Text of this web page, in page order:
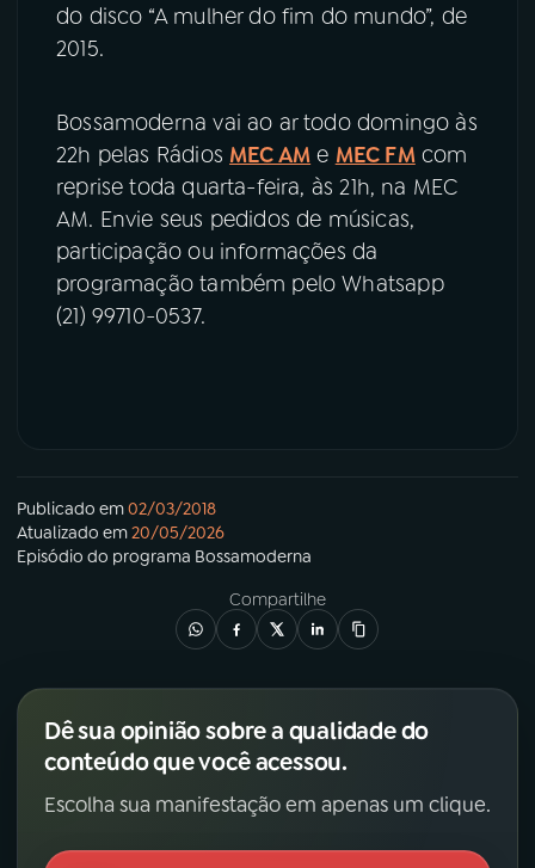
do disco “A mulher do fim do mundo”, de
2015.
Bossamoderna vai ao ar todo domingo às
22h pelas Rádios MEC AM e MEC FMcom
reprise toda quarta-feira, às 21h, na MEC
AM. Envie seus pedidos de músicas,
participação ou informações da
programação também pelo Whatsapp
(21) 99710-0537.
Publicado em02/03/2018
Atualizado em20/05/2026
Episódio do programa Bossamoderna
Compartilhe
Dê sua opinião sobre a qualidade do
conteúdo que você acessou.
Escolha sua manifestação em apenas um clique.